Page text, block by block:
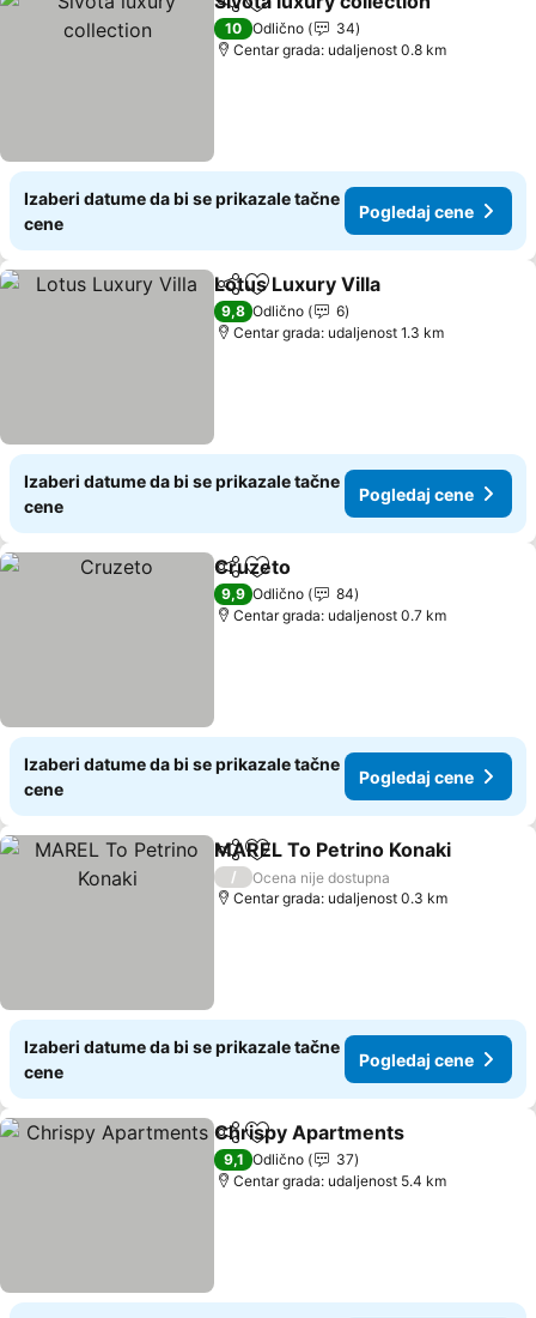
Deli Dodati u favorite
10 Odlično
34
Centar grada: udaljenost 0.8 km
Izaberi datume da bi se prikazale tačne
cene
Pogledaj cene
Deli Dodati u favorite
Lotus Luxury Villa
9,8 Odlično
6
Centar grada: udaljenost 1.3 km
Izaberi datume da bi se prikazale tačne
cene
Pogledaj cene
Deli Dodati u favorite
Cruzeto
9,9 Odlično
84
Centar grada: udaljenost 0.7 km
Izaberi datume da bi se prikazale tačne
cene
Pogledaj cene
Deli Dodati u favorite
MAREL To Petrino Konaki
/
Ocena nije dostupna
Centar grada: udaljenost 0.3 km
Izaberi datume da bi se prikazale tačne
cene
Pogledaj cene
Deli Dodati u favorite
Chrispy Apartments
9,1 Odlično
37
Centar grada: udaljenost 5.4 km